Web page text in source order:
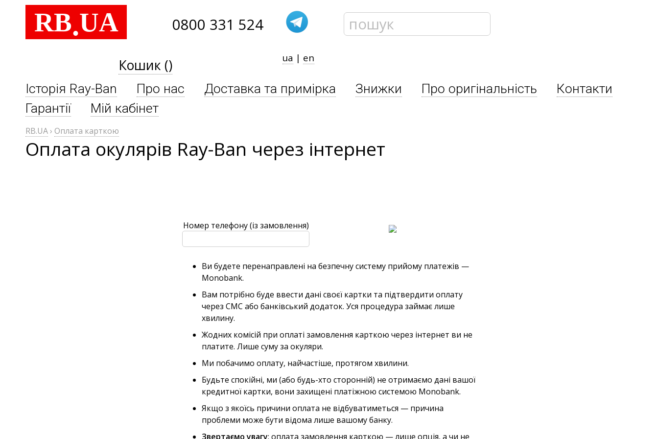
RB.UA 0800 331 524
Кошик () ua | en
Історія Ray-Ban Про нас Доставка та примірка Знижки Про оригінальність
Контакти
Гарантії
Мій кабінет
RB.UA› Оплата карткою
Оплата окулярів Ray-Ban через інтернет
Номер телефону (із замовлення)
Ви будете перенаправлені на безпечну систему прийому платежів —
Monobank.
Вам потрібно буде ввести дані своєї картки та підтвердити оплату
через СМС або банківський додаток. Уся процедура займає лише
хвилину.
Жодних комісій при оплаті замовлення карткою через інтернет ви не
платите. Лише суму за окуляри.
Ми побачимо оплату, найчастіше, протягом хвилини.
Будьте спокійні, ми (або будь-хто сторонній) не отримаємо дані вашої
кредитної картки, вони захищені платіжною системою Monobank.
Якщо з якоїсь причини оплата не відбуватиметься — причина
проблеми може бути відома лише вашому банку.
Звертаємо увагу: оплата замовлення карткою — лише опція, а чи не